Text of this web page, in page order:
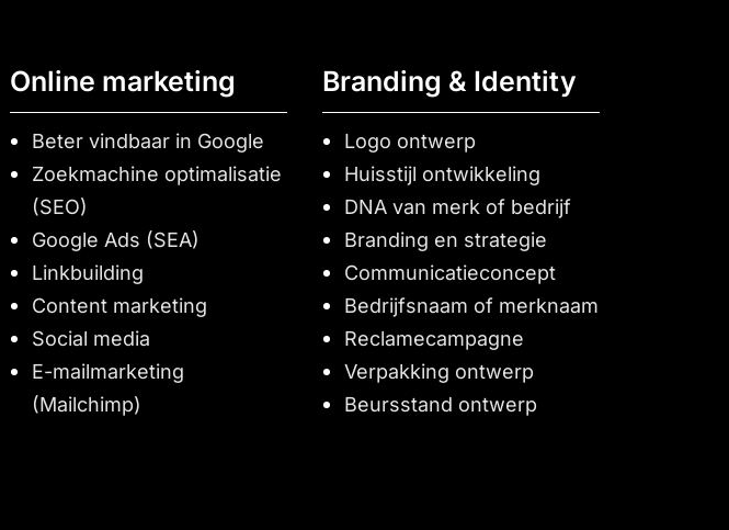
Online marketing
Beter vindbaar in Google
Zoekmachine optimalisatie
(SEO)
Google Ads (SEA)
Linkbuilding
Content marketing
Social media
E-mailmarketing
(Mailchimp)
Branding & Identity
Logo ontwerp
Huisstijl ontwikkeling
DNA van merk of bedrijf
Branding en strategie
Communicatieconcept
Bedrijfsnaam of merknaam
Reclamecampagne
Verpakking ontwerp
Beursstand ontwerp